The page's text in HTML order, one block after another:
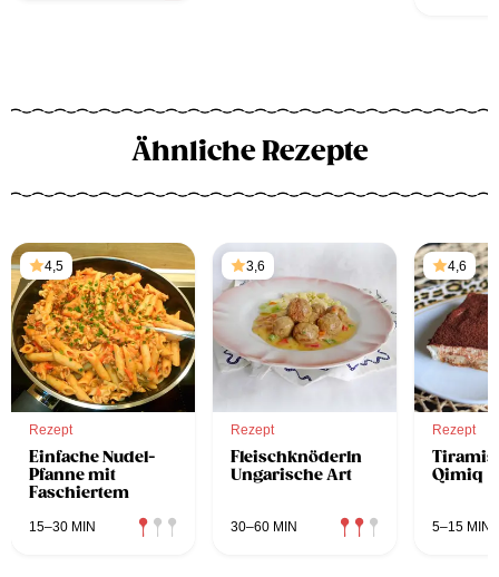
Ähnliche Rezepte
4,5
Rezept
Einfache Nudel-
Pfanne mit
Faschiertem
15–30 MIN
3,6
Rezept
Fleischknöderln
Ungarische Art
30–60 MIN
4,6
Rezept
Qimiq
5–15 MIN